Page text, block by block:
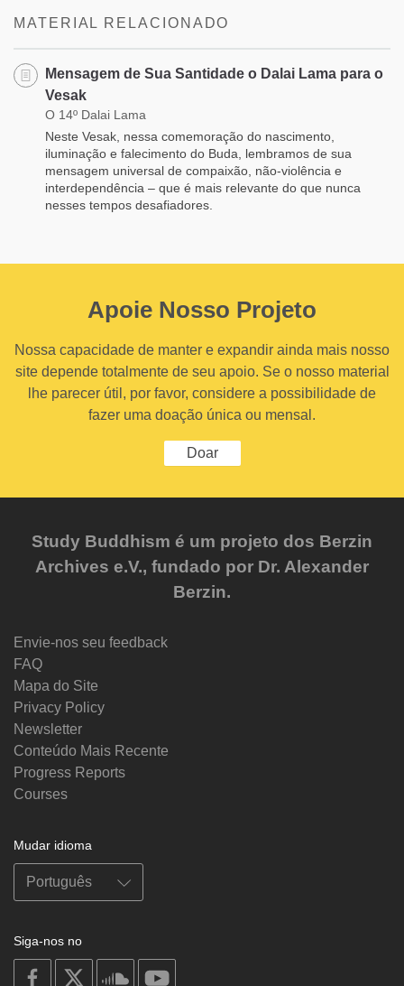
MATERIAL RELACIONADO
Mensagem de Sua Santidade o Dalai Lama para o
Vesak
O 14º Dalai Lama
Neste Vesak, nessa comemoração do nascimento,
iluminação e falecimento do Buda, lembramos de sua
mensagem universal de compaixão, não-violência e
interdependência – que é mais relevante do que nunca
nesses tempos desafiadores.
Apoie Nosso Projeto
Nossa capacidade de manter e expandir ainda mais nosso
site depende totalmente de seu apoio. Se o nosso material
lhe parecer útil, por favor, considere a possibilidade de
fazer uma doação única ou mensal.
Doar
Study Buddhism é um projeto dos Berzin
Archives e.V., fundado por Dr. Alexander
Berzin.
Envie-nos seu feedback
FAQ
Mapa do Site
Privacy Policy
Newsletter
Conteúdo Mais Recente
Progress Reports
Courses
Mudar idioma
Siga-nos no
on